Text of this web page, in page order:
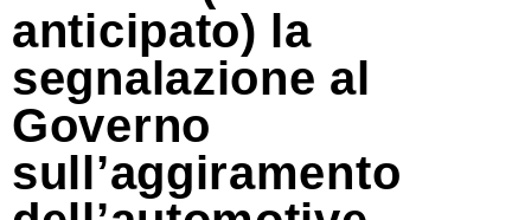
anticipato) la
segnalazione al
Governo
sull’aggiramento